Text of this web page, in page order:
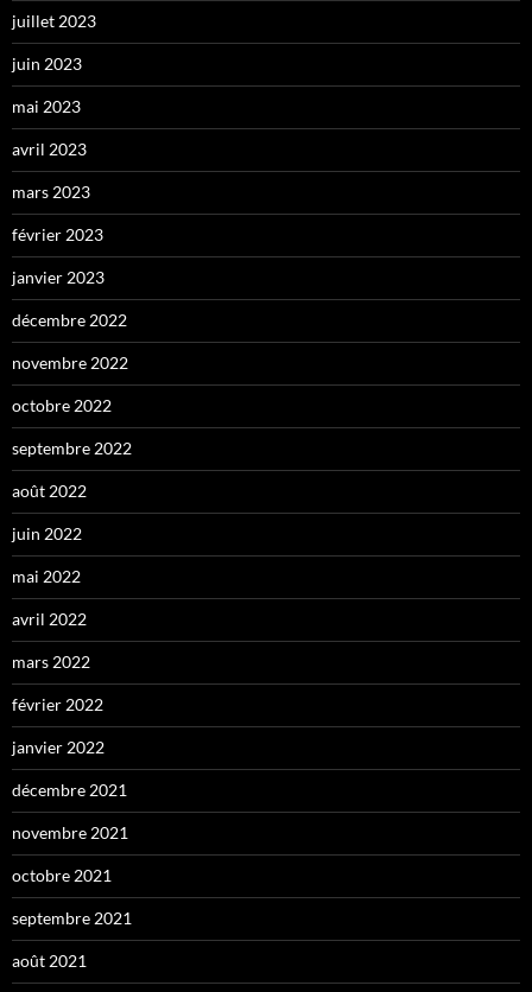
juillet 2023
juin 2023
mai 2023
avril 2023
mars 2023
février 2023
janvier 2023
décembre 2022
novembre 2022
octobre 2022
septembre 2022
août 2022
juin 2022
mai 2022
avril 2022
mars 2022
février 2022
janvier 2022
décembre 2021
novembre 2021
octobre 2021
septembre 2021
août 2021